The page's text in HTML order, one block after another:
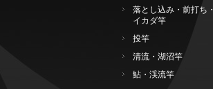
落とし込み・前打ち・
イカダ竿
投竿
清流・湖沼竿
鮎・渓流竿